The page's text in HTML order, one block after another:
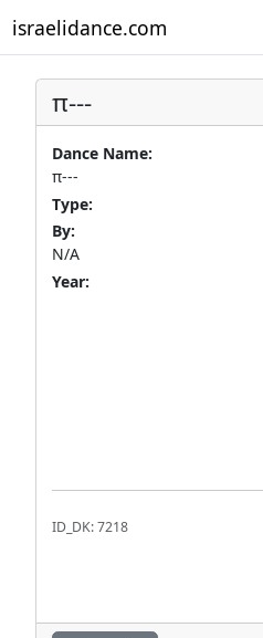
israelidance.com
π---
Dance Name:
π---
Type:
By:
N/A
Year:
ID_DK: 7218